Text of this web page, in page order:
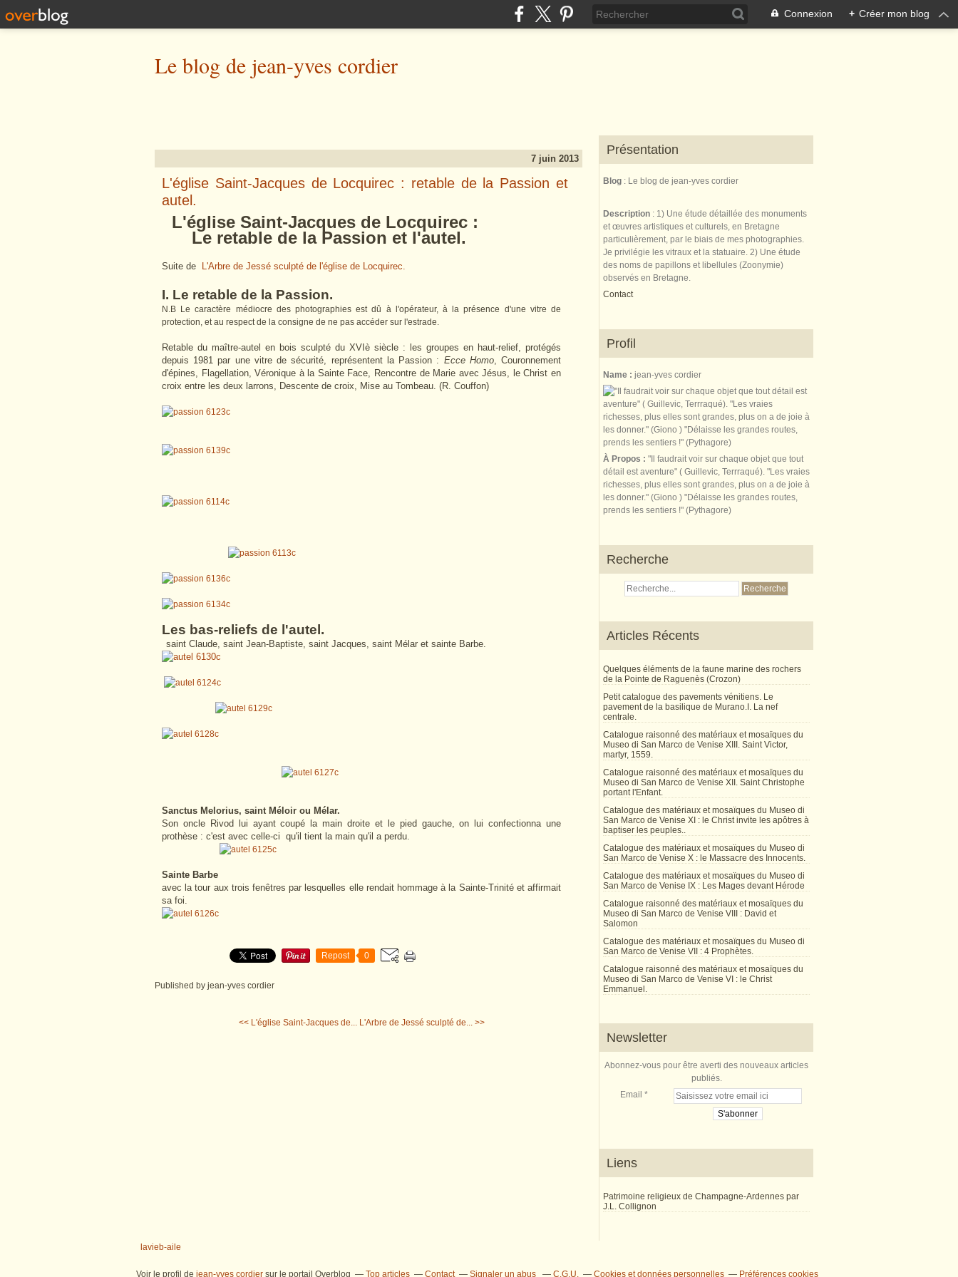
Connexion + Créer mon blog
Le blog de jean-yves cordier
7 juin 2013
L'église Saint-Jacques de Locquirec : retable de la Passion et
autel.
L'église Saint-Jacques de Locquirec :
Le retable de la Passion et l'autel.
Suite de L'Arbre de Jessé sculpté de l'église de Locquirec.
I. Le retable de la Passion.
N.B Le caractère médiocre des photographies est dû à l'opérateur, à la présence d'une vitre de
protection, et au respect de la consigne de ne pas accéder sur l'estrade.
Retable du maître-autel en bois sculpté du XVIè siècle : les groupes en haut-relief, protégés
depuis 1981 par une vitre de sécurité, représentent la Passion : Ecce Homo, Couronnement
d'épines, Flagellation, Véronique à la Sainte Face, Rencontre de Marie avec Jésus, le Christ en
croix entre les deux larrons, Descente de croix, Mise au Tombeau. (R. Couffon)
Les bas-reliefs de l'autel.
saint Claude, saint Jean-Baptiste, saint Jacques, saint Mélar et sainte Barbe.
Sanctus Melorius, saint Méloir ou Mélar.
Son oncle Rivod lui ayant coupé la main droite et le pied gauche, on lui confectionna une
prothèse : c'est avec celle-ci qu'il tient la main qu'il a perdu.
Sainte Barbe
avec la tour aux trois fenêtres par lesquelles elle rendait hommage à la Sainte-Trinité et affirmait
sa foi.
Repost 0
Published by jean-yves cordier
<< L'église Saint-Jacques de... L'Arbre de Jessé sculpté de... >>
Présentation
Blog : Le blog de jean-yves cordier
Description : 1) Une étude détaillée des monuments
et œuvres artistiques et culturels, en Bretagne
particulièrement, par le biais de mes photographies.
Je privilégie les vitraux et la statuaire. 2) Une étude
des noms de papillons et libellules (Zoonymie)
observés en Bretagne.
Contact
Profil
Name : jean-yves cordier
À Propos : "Il faudrait voir sur chaque objet que tout
détail est aventure" ( Guillevic, Terrraqué). "Les vraies
richesses, plus elles sont grandes, plus on a de joie à
les donner." (Giono ) "Délaisse les grandes routes,
prends les sentiers !" (Pythagore)
Recherche
Articles Récents
Quelques éléments de la faune marine des rochers
de la Pointe de Raguenès (Crozon)
Petit catalogue des pavements vénitiens. Le
pavement de la basilique de Murano.I. La nef
centrale.
Catalogue raisonné des matériaux et mosaïques du
Museo di San Marco de Venise XIII. Saint Victor,
martyr, 1559.
Catalogue raisonné des matériaux et mosaïques du
Museo di San Marco de Venise XII. Saint Christophe
portant l'Enfant.
Catalogue des matériaux et mosaïques du Museo di
San Marco de Venise XI : le Christ invite les apôtres à
baptiser les peuples..
Catalogue des matériaux et mosaïques du Museo di
San Marco de Venise X : le Massacre des Innocents.
Catalogue des matériaux et mosaïques du Museo di
San Marco de Venise IX : Les Mages devant Hérode
Catalogue raisonné des matériaux et mosaïques du
Museo di San Marco de Venise VIII : David et
Salomon
Catalogue des matériaux et mosaïques du Museo di
San Marco de Venise VII : 4 Prophètes.
Catalogue raisonné des matériaux et mosaïques du
Museo di San Marco de Venise VI : le Christ
Emmanuel.
Newsletter
Abonnez-vous pour être averti des nouveaux articles
publiés.
Email
Liens
Patrimoine religieux de Champagne-Ardennes par
J.L. Collignon
lavieb-aile
Voir le profil de jean-yves cordiersur le portail Overblog Top articles Contact Signaler un abus C.G.U. Cookies et données personnelles Préférences cookies